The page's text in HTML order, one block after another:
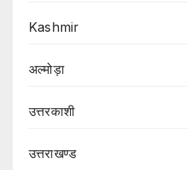
Kashmir
अल्मोड़ा
उत्तरकाशी
उत्तराखण्ड